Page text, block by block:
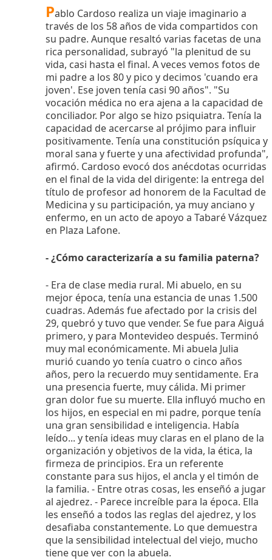
Pablo Cardoso realiza un viaje imaginario a
través de los 58 años de vida compartidos con
su padre. Aunque resaltó varias facetas de una
rica personalidad, subrayó "la plenitud de su
vida, casi hasta el final. A veces vemos fotos de
mi padre a los 80 y pico y decimos 'cuando era
joven'. Ese joven tenía casi 90 años". "Su
vocación médica no era ajena a la capacidad de
conciliador. Por algo se hizo psiquiatra. Tenía la
capacidad de acercarse al prójimo para influir
positivamente. Tenía una constitución psíquica y
moral sana y fuerte y una afectividad profunda",
afirmó. Cardoso evocó dos anécdotas ocurridas
en el final de la vida del dirigente: la entrega del
título de profesor ad honorem de la Facultad de
Medicina y su participación, ya muy anciano y
enfermo, en un acto de apoyo a Tabaré Vázquez
en Plaza Lafone.
- ¿Cómo caracterizaría a su familia paterna?
- Era de clase media rural. Mi abuelo, en su
mejor época, tenía una estancia de unas 1.500
cuadras. Además fue afectado por la crisis del
29, quebró y tuvo que vender. Se fue para Aiguá
primero, y para Montevideo después. Terminó
muy mal económicamente. Mi abuela Julia
murió cuando yo tenía cuatro o cinco años
años, pero la recuerdo muy sentidamente. Era
una presencia fuerte, muy cálida. Mi primer
gran dolor fue su muerte. Ella influyó mucho en
los hijos, en especial en mi padre, porque tenía
una gran sensibilidad e inteligencia. Había
leído... y tenía ideas muy claras en el plano de la
organización y objetivos de la vida, la ética, la
firmeza de principios. Era un referente
constante para sus hijos, el ancla y el timón de
la familia. - Entre otras cosas, les enseñó a jugar
al ajedrez. - Parece increíble para la época. Ella
les enseñó a todos las reglas del ajedrez, y los
desafiaba constantemente. Lo que demuestra
que la sensibilidad intelectual del viejo, mucho
tiene que ver con la abuela.